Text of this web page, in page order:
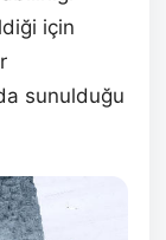
için
sunulduğu